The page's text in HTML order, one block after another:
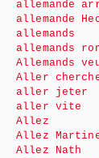
allemande
allemande
allemands
allemands
Allemands
Aller
aller jeter
aller vite
Allez
Allez
Allez Nath